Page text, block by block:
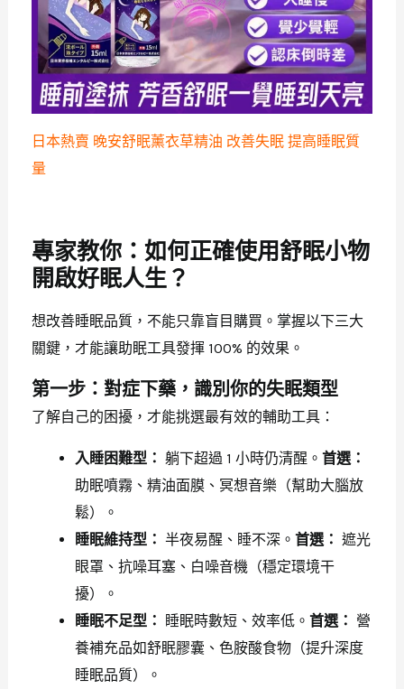
日本熱賣 晚安舒眠薰衣草精油 改善失眠 提高睡眠質
量
專家教你：如何正確使用舒眠小物
開啟好眠人生？
想改善睡眠品質，不能只靠盲目購買。掌握以下三大
關鍵，才能讓助眠工具發揮 100% 的效果。
第一步：對症下藥，識別你的失眠類型
了解自己的困擾，才能挑選最有效的輔助工具：
入睡困難型： 躺下超過 1 小時仍清醒。 首選：
助眠噴霧、精油面膜、冥想音樂（幫助大腦放
鬆）。
睡眠維持型： 半夜易醒、睡不深。 首選： 遮光
眼罩、抗噪耳塞、白噪音機（穩定環境干
擾）。
睡眠不足型：
睡眠時數短、效率低。 首選： 營
養補充品如舒眠膠囊、色胺酸食物（提升深度
睡眠品質）。